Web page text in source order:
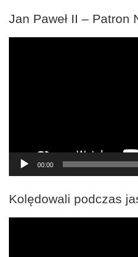
Jan Paweł II – Patron
00:00
Kolędowali podczas